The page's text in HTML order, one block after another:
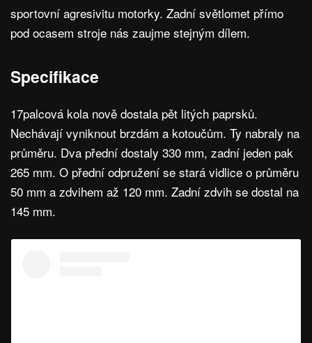
sportovní agresivitu motorky. Zadní světlomet přímo
pod ocasem stroje nás zaujme stejným dílem.
Specifikace
17palcová kola nově dostala pět litých paprsků.
Nechávají vyniknout brzdám a kotoučům. Ty nabraly na
průměru. Dva přední dostaly 330 mm, zadní jeden pak
265 mm. O přední odpružení se stará vidlice o průměru
50 mm a zdvihem až 120 mm. Zadní zdvih se dostal na
145 mm.